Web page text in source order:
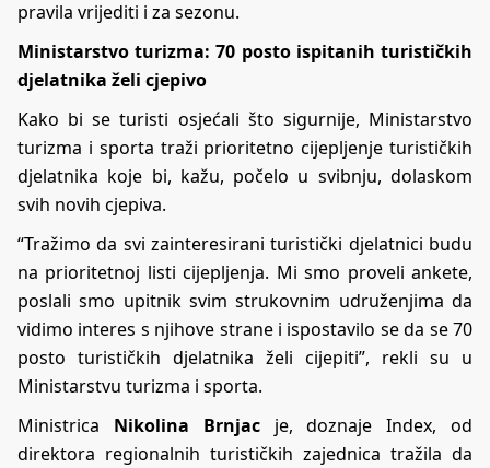
pravila vrijediti i za sezonu.
Ministarstvo turizma: 70 posto ispitanih turističkih
djelatnika želi cjepivo
Kako bi se turisti osjećali što sigurnije, Ministarstvo
turizma i sporta traži prioritetno cijepljenje turističkih
djelatnika koje bi, kažu, počelo u svibnju, dolaskom
svih novih cjepiva.
“Tražimo da svi zainteresirani turistički djelatnici budu
na prioritetnoj listi cijepljenja. Mi smo proveli ankete,
poslali smo upitnik svim strukovnim udruženjima da
vidimo interes s njihove strane i ispostavilo se da se 70
posto turističkih djelatnika želi cijepiti”, rekli su u
Ministarstvu turizma i sporta.
Ministrica Nikolina Brnjacje, doznaje Index, od
direktora regionalnih turističkih zajednica tražila da